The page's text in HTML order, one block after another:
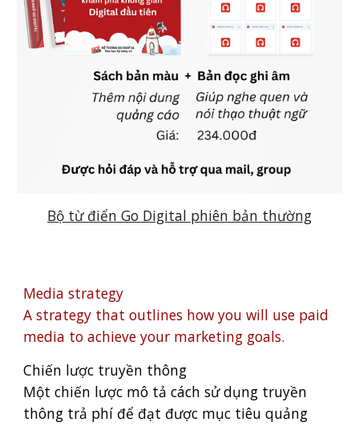
Bộ từ điển Go Digital phiên bản thường
Media strategy
A strategy that outlines how you will use paid
media to achieve your marketing goals.
Chiến lược truyền thông
Một chiến lược mô tả cách sử dụng truyền
thông trả phí để đạt được mục tiêu quảng